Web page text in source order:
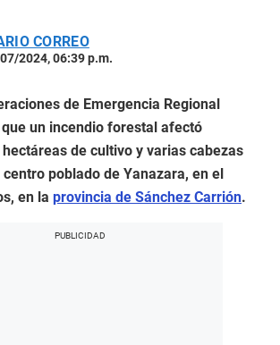
CORREO
2024, 06:39 p.m.
de Emergencia Regional
que un incendio forestal afectó
de cultivo y varias cabezas
poblado de Yanazara, en el
en la provincia de Sánchez Carrión.